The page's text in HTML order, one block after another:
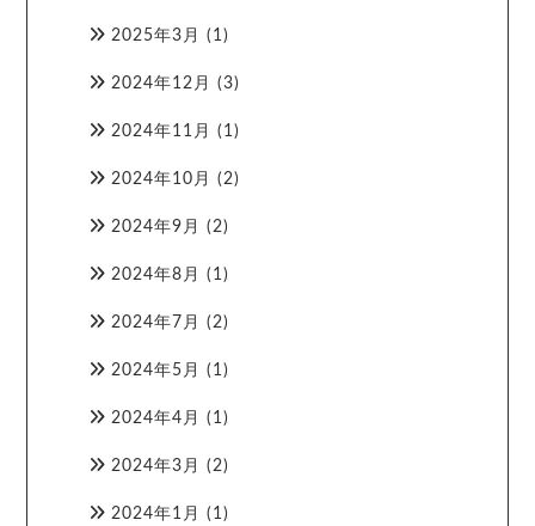
2025年3月 (1)
2024年12月 (3)
2024年11月 (1)
2024年10月 (2)
2024年9月 (2)
2024年8月 (1)
2024年7月 (2)
2024年5月 (1)
2024年4月 (1)
2024年3月 (2)
2024年1月 (1)